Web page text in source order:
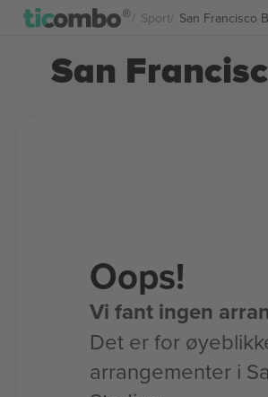
Sport San Francisco
San
Oops!
Vi fant ingen
Det er for
arrangementer i